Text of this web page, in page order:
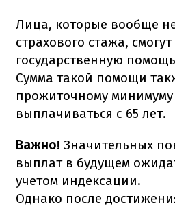
Лица, которые вообще
страхового стажа,
государственную
Сумма такой помощи
прожиточному минимуму
выплачиваться с 65 лет.
Важно! Значительных
выплат в будущем
учетом индексации.
Однако после